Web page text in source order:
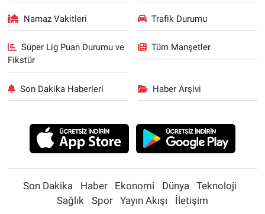
Namaz Vakitleri Trafik Durumu
Süper Lig Puan Durumu ve
Fikstür
Tüm Manşetler
Son Dakika Haberleri Haber Arşivi
Son Dakika Haber Ekonomi Dünya
Teknoloji
Sağlık
Spor Yayın Akışı İletişim